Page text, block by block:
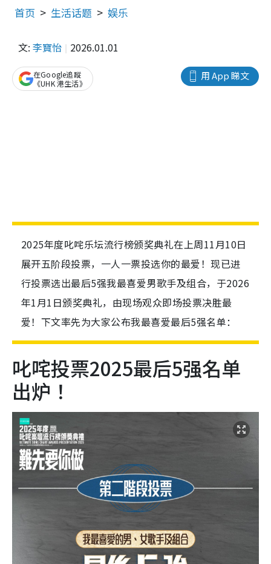
首页 生活话题 娱乐
文: 李寶怡 2026.01.01
用 App 睇文
在Google追蹤
《UHK 港生活》
2025年度叱咤乐坛流行榜颁奖典礼在上周11月10日
展开五阶段投票，一人一票投选你的最爱！现已进
行投票选出最后5强我最喜爱男歌手及组合，于2026
年1月1日颁奖典礼，由现场观众即场投票决胜最
爱！下文率先为大家公布我最喜爱最后5强名单：
叱咤投票2025最后5强名单
出炉！